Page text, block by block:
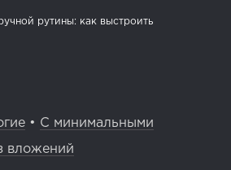
рутины: как выстроить
• С минимальными
вложений